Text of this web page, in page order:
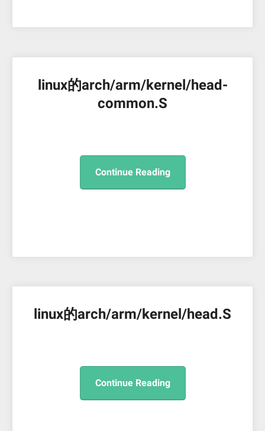
linux的arch/arm/kernel/head-
common.S
Continue Reading
linux的arch/arm/kernel/head.S
Continue Reading